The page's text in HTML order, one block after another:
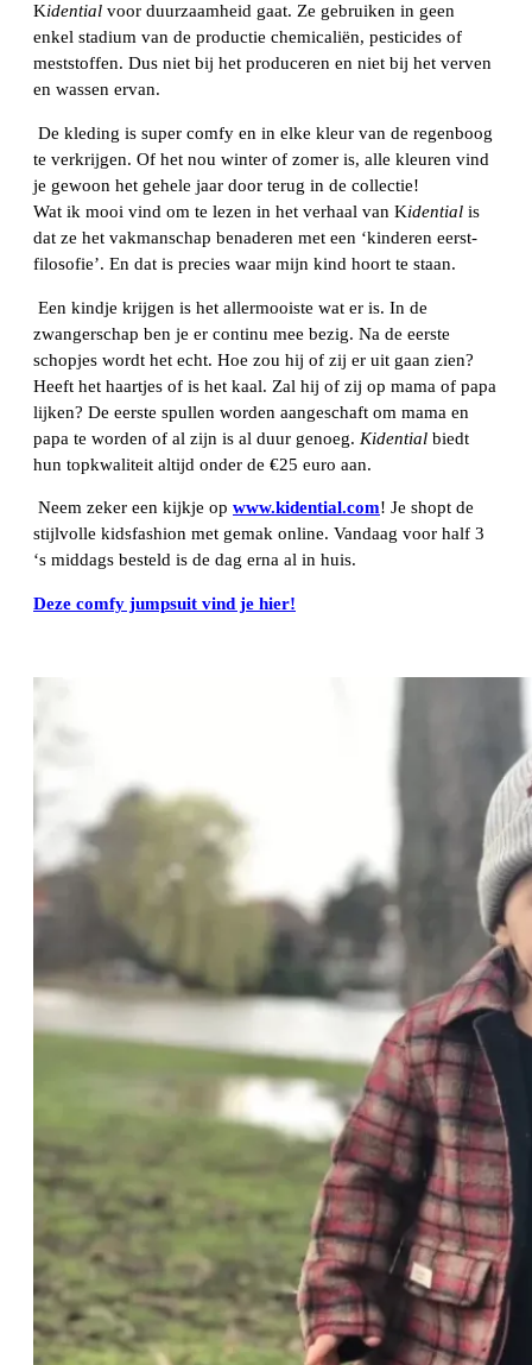
Kidential voor duurzaamheid gaat. Ze gebruiken in geen
enkel stadium van de productie chemicaliën, pesticides of
meststoffen. Dus niet bij het produceren en niet bij het verven
en wassen ervan.
De kleding is super comfy en in elke kleur van de regenboog
te verkrijgen. Of het nou winter of zomer is, alle kleuren vind
je gewoon het gehele jaar door terug in de collectie!
Wat ik mooi vind om te lezen in het verhaal van Kidential is
dat ze het vakmanschap benaderen met een ‘kinderen eerst-
filosofie’. En dat is precies waar mijn kind hoort te staan.
Een kindje krijgen is het allermooiste wat er is. In de
zwangerschap ben je er continu mee bezig. Na de eerste
schopjes wordt het echt. Hoe zou hij of zij er uit gaan zien?
Heeft het haartjes of is het kaal. Zal hij of zij op mama of papa
lijken? De eerste spullen worden aangeschaft om mama en
papa te worden of al zijn is al duur genoeg. Kidential biedt
hun topkwaliteit altijd onder de €25 euro aan.
Neem zeker een kijkje op www.kidential.com! Je shopt de
stijlvolle kidsfashion met gemak online. Vandaag voor half 3
‘s middags besteld is de dag erna al in huis.
Deze comfy jumpsuit vind je hier!